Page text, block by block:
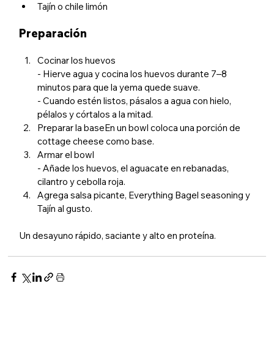
Tajín o chile limón
Preparación
Cocinar los huevos
- Hierve agua y cocina los huevos durante 7–8
minutos para que la yema quede suave.
- Cuando estén listos, pásalos a agua con hielo,
pélalos y córtalos a la mitad.
Preparar la baseEn un bowl coloca una porción de
cottage cheese como base.
Armar el bowl
- Añade los huevos, el aguacate en rebanadas,
cilantro y cebolla roja.
Agrega salsa picante, Everything Bagel seasoning y
Tajín al gusto.
Un desayuno rápido, saciante y alto en proteína.